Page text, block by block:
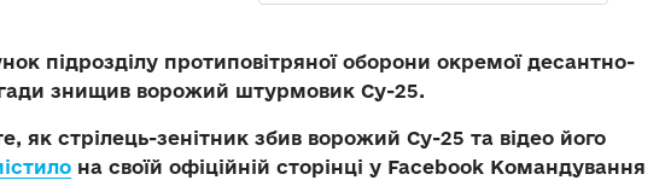
підрозділу протиповітряної оборони окремої десантно-
знищив ворожий штурмовик Су-25.
як стрілець-зенітник збив ворожий Су-25 та відео його
на своїй офіційній сторінці у Facebook Командування